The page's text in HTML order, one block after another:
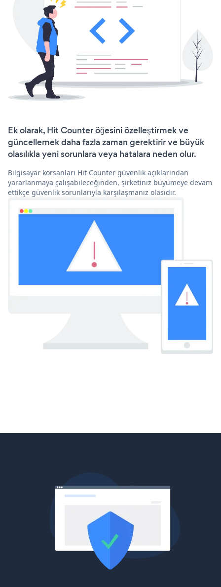
Ek olarak, Hit Counter öğesini özelleştirmek ve
güncellemek daha fazla zaman gerektirir ve büyük
olasılıkla yeni sorunlara veya hatalara neden olur.
Bilgisayar korsanları Hit Counter güvenlik açıklarından
yararlanmaya çalışabileceğinden, şirketiniz büyümeye devam
ettikçe güvenlik sorunlarıyla karşılaşmanız olasıdır.